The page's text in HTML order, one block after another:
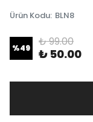
Ürün Kodu: BLN8
%49 ₺ 99.00
₺ 50.00